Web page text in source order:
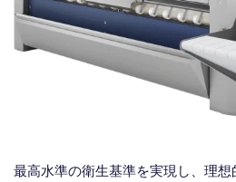
最高水準の衛生基準を実現し、理